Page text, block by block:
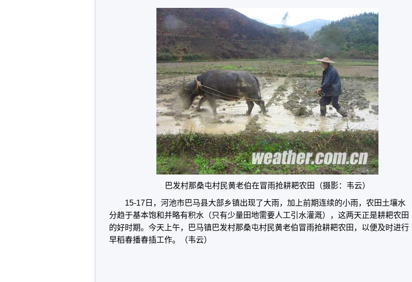
巴发村那桑屯村民黄老伯在冒雨抢耕耙农田（摄影：韦云）
15-17日，河池市巴马县大部乡镇出现了大雨，加上前期连续的小雨，农田土壤水
分趋于基本饱和并略有积水（只有少量田地需要人工引水灌溉），这两天正是耕耙农田
的好时期。今天上午，巴马镇巴发村那桑屯村民黄老伯冒雨抢耕耙农田，以便及时进行
早稻春播春插工作。（韦云）